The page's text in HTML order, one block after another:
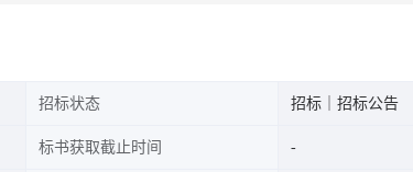
招标状态 招标｜招标公告
标书获取截止时间